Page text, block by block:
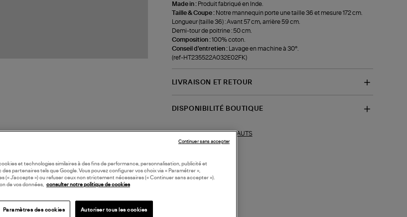
Made in : Produit fabriqué en Inde.
Taille & Coupe : Notre mannequin porte une taille 36 et mesure 172 cm.
Longueur (taille 36) : Avant 57 cm, arrière 59 cm.
Demi-tour de poitrine : 50 cm.
Composition :100% coton.
Conseil d'entretien :
Lavage en machine à 30°.
(ref-HT235522A032E02FK)
LIVRAISON ET RETOUR
DISPONIBILITÉ BOUTIQUE
HAUTS
et technologies similaires à des fins de performance, personnalisation, publicité et
partenaires tels que Google. Vous pouvez configurer vos choix via « Paramétrer »,
(« J’accepte ») ou refuser ceux non strictement nécessaires (« Continuer sans accepter »).
de vos données, consulter notre politique de cookies
Paramètres des cookies Autoriser tous les cookies
Continuer sans accepter